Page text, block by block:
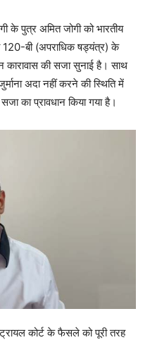
के पुत्र अमित जोगी को भारतीय
120-बी (अपराधिक षड्यंत्र) के
कारावास की सजा सुनाई है। साथ
अदा नहीं करने की स्थिति में
का प्रावधान किया गया है।
कोर्ट के फैसले को पूरी तरह